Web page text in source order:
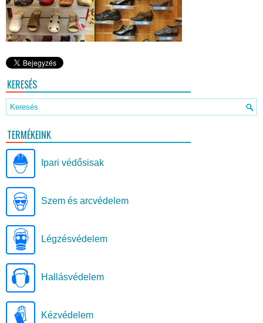
KERESÉS
TERMÉKEINK
Ipari védősisak
Szem és arcvédelem
Légzésvédelem
Hallásvédelem
Kézvédelem